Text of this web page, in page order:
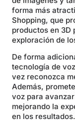
forma más
Shopping, que
productos en 3D
exploración de
De forma
tecnología de
vez reconozca
Además,
voz para
mejorando la
en los resultados.